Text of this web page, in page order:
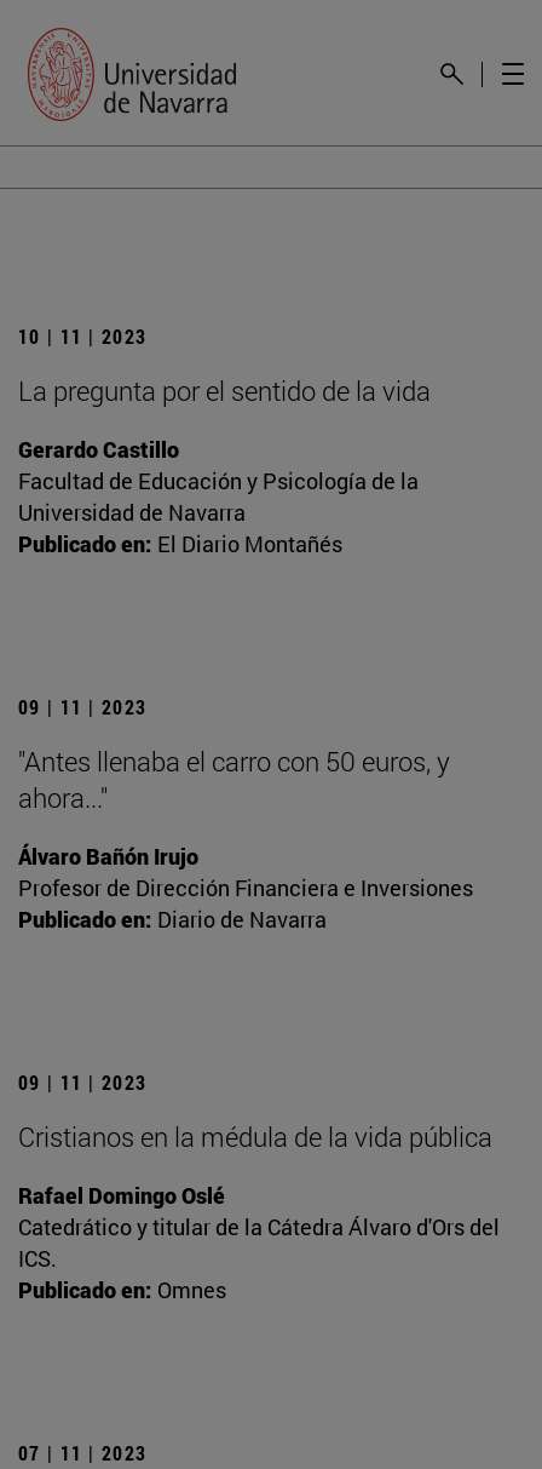
10 | 11 | 2023
La pregunta por el sentido de la vida
Gerardo Castillo
Facultad de Educación y Psicología de la
Universidad de Navarra
Publicado en: El Diario Montañés
09 | 11 | 2023
"Antes llenaba el carro con 50 euros, y
ahora..."
Álvaro Bañón Irujo
Profesor de Dirección Financiera e Inversiones
Publicado en: Diario de Navarra
09 | 11 | 2023
Cristianos en la médula de la vida pública
Rafael Domingo Oslé
Catedrático y titular de la Cátedra Álvaro d'Ors del
ICS.
Publicado en: Omnes
07 | 11 | 2023